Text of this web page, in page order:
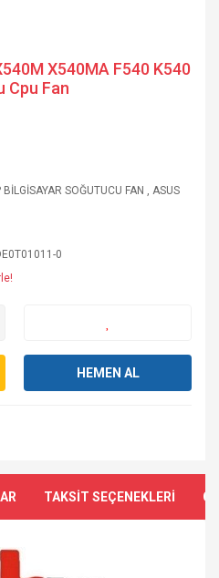
X540MA F540 K540
Cpu Fan
BİLGİSAYAR SOĞUTUCU FAN ,ASUS
0
HEMEN AL
TAKSİT SEÇENEKLERİ